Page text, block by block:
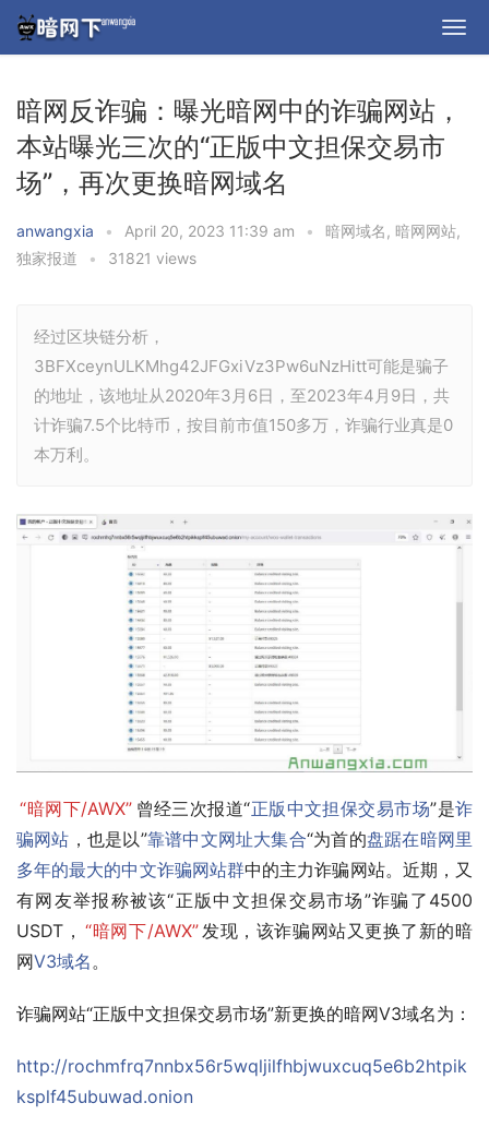
暗网反诈骗：曝光暗网中的诈骗网站，
本站曝光三次的“正版中文担保交易市
场”，再次更换暗网域名
anwangxia • April 20, 2023 11:39 am • 暗网域名 , 暗网网站,
独家报道
• 31821 views
经过区块链分析，
3BFXceynULKMhg42JFGxiVz3Pw6uNzHitt可能是骗子
的地址，该地址从2020年3月6日，至2023年4月9日，共
计诈骗7.5个比特币，按目前市值150多万，诈骗行业真是0
本万利。
“暗网下/AWX” 曾经三次报道“正版中文担保交易市场”是诈
骗网站 ，也是以”靠谱中文网址大集合“为首的盘踞在暗网里
多年的最大的中文诈骗网站群中的主力诈骗网站。近期，又
有网友举报称被该“正版中文担保交易市场”诈骗了4500
USDT， “暗网下/AWX”发现，该诈骗网站又更换了新的暗
网V3域名。
诈骗网站“正版中文担保交易市场”新更换的暗网V3域名为：
http://rochmfrq7nnbx56r5wqljilfhbjwuxcuq5e6b2htpik
ksplf45ubuwad.onion